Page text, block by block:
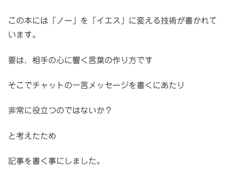
この本には「ノー」を「イエス」に変える技術が書かれて
います。
要は、相手の心に響く言葉の作り方です
そこでチャットの一言メッセージを書くにあたり
非常に役立つのではないか？
と考えたため
記事を書く事にしました。